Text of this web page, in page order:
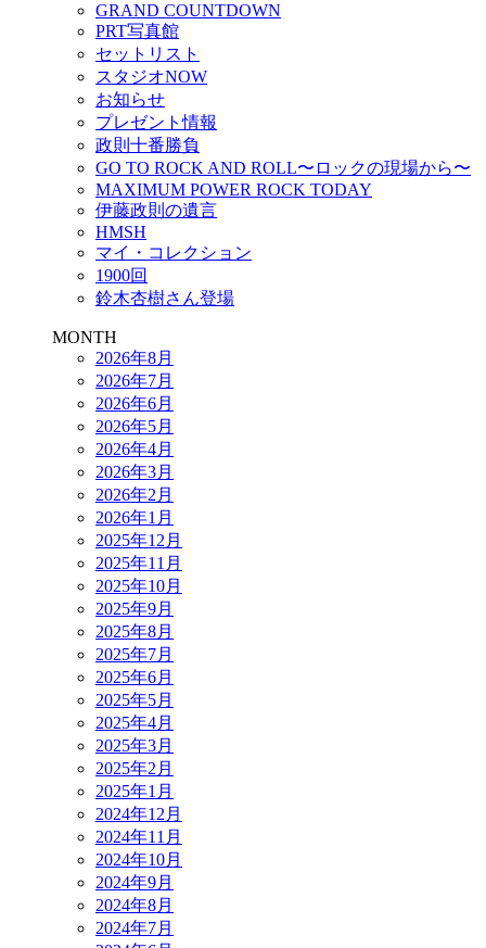
GRAND COUNTDOWN
PRT写真館
セットリスト
スタジオNOW
お知らせ
プレゼント情報
政則十番勝負
GO TO ROCK AND ROLL〜ロックの現場から〜
MAXIMUM POWER ROCK TODAY
伊藤政則の遺言
HMSH
マイ・コレクション
1900回
鈴木杏樹さん登場
MONTH
2026年8月
2026年7月
2026年6月
2026年5月
2026年4月
2026年3月
2026年2月
2026年1月
2025年12月
2025年11月
2025年10月
2025年9月
2025年8月
2025年7月
2025年6月
2025年5月
2025年4月
2025年3月
2025年2月
2025年1月
2024年12月
2024年11月
2024年10月
2024年9月
2024年8月
2024年7月